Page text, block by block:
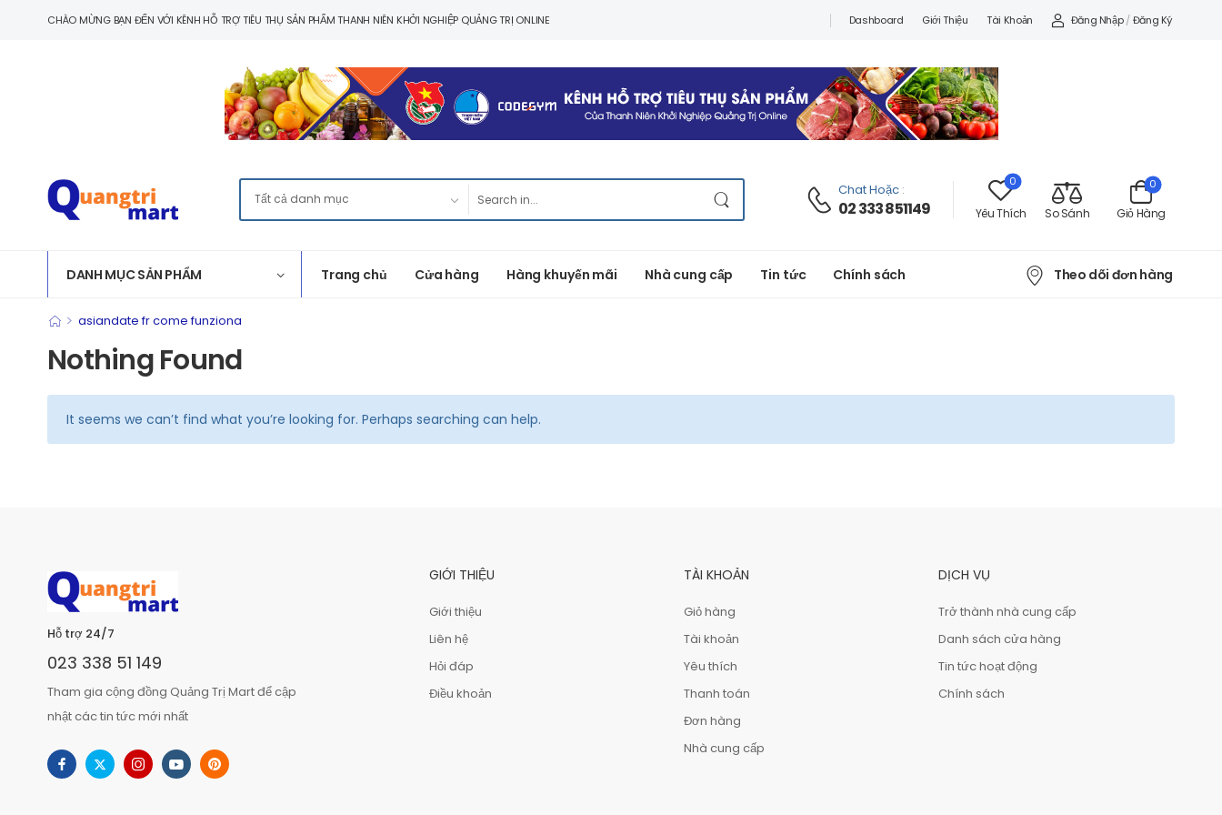
CHÀO MỪNG BẠN ĐẾN VỚI KÊNH HỖ TRỢ TIÊU THỤ SẢN PHẨM THANH NIÊN KHỞI NGHIỆP QUẢNG TRỊ ONLINE Dashboard Giới Thiệu Tài Khoản Đăng Nhập / Đăng Ký
Chat Hoặc :
02 333 851149
0
Yêu Thích So Sánh Giỏ Hàng
0
DANH MỤC SẢN PHẨM Trang chủ Cửa hàng Hàng khuyến mãi Nhà cung cấp Tin tức Chính sách Theo dõi đơn hàng
> asiandate fr come funziona
Nothing Found
It seems we can’t find what you’re looking for. Perhaps searching can help.
Hỗ trợ 24/7
023 338 51 149
Tham gia cộng đồng Quảng Trị Mart để cập
nhật các tin tức mới nhất
GIỚI THIỆU
Giới thiệu
Liên hệ
Hỏi đáp
Điều khoản
TÀI KHOẢN
Giỏ hàng
Tài khoản
Yêu thích
Thanh toán
Đơn hàng
Nhà cung cấp
DỊCH VỤ
Trở thành nhà cung cấp
Danh sách cửa hàng
Tin tức hoạt động
Chính sách